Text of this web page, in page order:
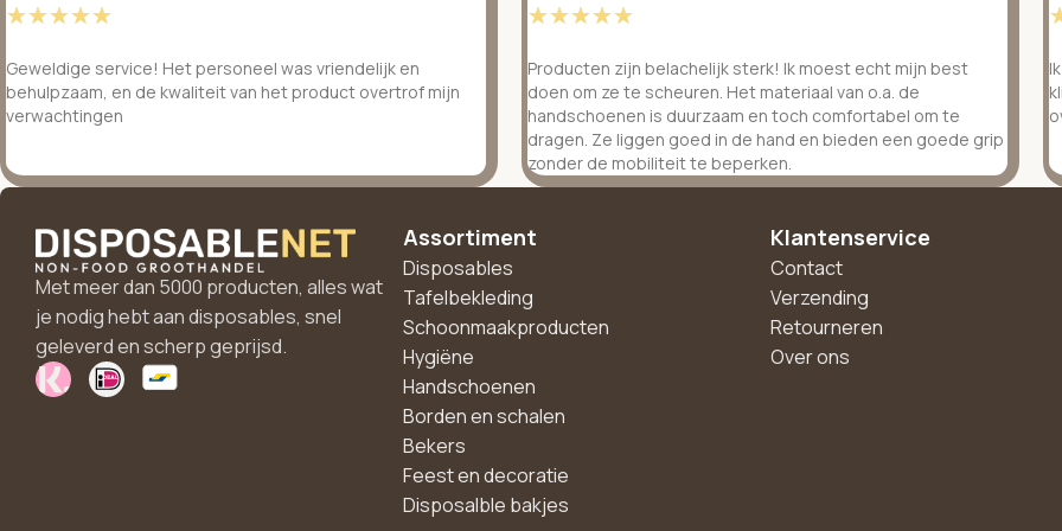
☆☆☆☆☆
Geweldige service! Het personeel was vriendelijk en
behulpzaam, en de kwaliteit van het product overtrof mijn
verwachtingen
☆☆☆☆☆
Producten zijn belachelijk sterk! Ik moest echt mijn best
doen om ze te scheuren. Het materiaal van o.a. de
handschoenen is duurzaam en toch comfortabel om te
dragen. Ze liggen goed in de hand en bieden een goede grip
zonder de mobiliteit te beperken.
Met meer dan 5000 producten, alles wat
je nodig hebt aan disposables, snel
geleverd en scherp geprijsd.
Assortiment
Disposables
Tafelbekleding
Schoonmaakproducten
Hygiëne
Handschoenen
Borden en schalen
Bekers
Feest en decoratie
Disposalble bakjes
Klantenservice
Contact
Verzending
Retourneren
Over ons